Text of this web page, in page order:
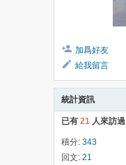
加爲好友
給我留言
統計資訊
已有 21 人來訪過
積分: 343
回文: 21